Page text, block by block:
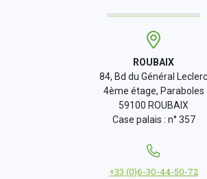
ROUBAIX
84, Bd du Général Leclerc
4ème étage, Paraboles
59100 ROUBAIX
Case palais : n° 357
+33 (0)6-30-44-50-72